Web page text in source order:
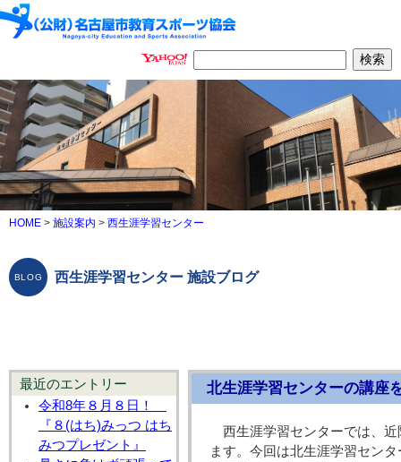
HOME > 施設案内 > 西生涯学習センター
西生涯学習センター 施設ブログ
最近のエントリー
令和8年８月８日！
『８(はち)みっつ はち
みつプレゼント』
北生涯学習センターの講座
西生涯学習センターでは、
ます。今回は北生涯学習セン